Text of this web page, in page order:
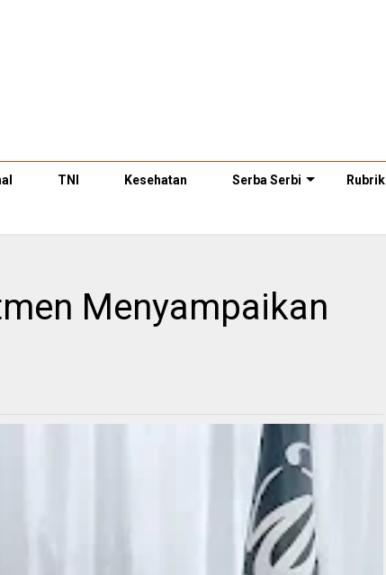
TNI Kesehatan Serba Serbi Rubrik
Menyampaikan